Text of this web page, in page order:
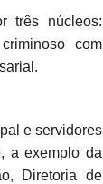
três núcleos:
com
e servidores
a exemplo da
Diretoria de